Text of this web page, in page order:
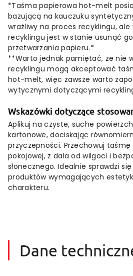
*Taśma papierowa hot-melt
bazującą na kauczuku
wrażliwy na proces recyklingu, ale
recyklingu jest w stanie usunąć
przetwarzania papieru.*
**Warto jednak pamiętać, że nie
recyklingu mogą akceptować
hot-melt, więc zawsze warto
wytycznymi dotyczącymi
Wskazówki dotyczące
Aplikuj na czyste, suche
kartonowe, dociskając
przyczepności. Przechowuj
pokojowej, z dala od wilgoci i
słonecznego. Idealnie sprawdzi
produktów wymagających
charakteru.
Dane